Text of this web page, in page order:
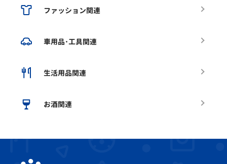
ファッション関連
車用品･工具関連
生活用品関連
お酒関連